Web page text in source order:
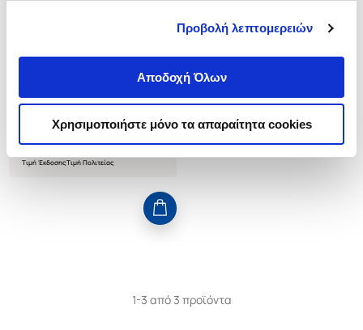
Προβολή λεπτομερειών
Αποδοχή Όλων
Χρησιμοποιήστε μόνο τα απαραίτητα cookies
ORTAYLI ILBER
25.44€
Τιμή Έκδοσης
19.08€
Τιμή Πολιτείας
1-3 από 3 προϊόντα